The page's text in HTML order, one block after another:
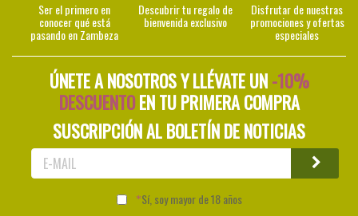
Ser el primero en
conocer qué está
pasando en Zambeza
Descubrir tu regalo de
bienvenida exclusivo
Disfrutar de nuestras
promociones y ofertas
especiales
ÚNETE A NOSOTROS Y LLÉVATE UN-10%
DESCUENTOEN TU PRIMERA COMPRA
SUSCRIPCIÓN AL BOLETÍN DE NOTICIAS
Sí, soy mayor de 18 años